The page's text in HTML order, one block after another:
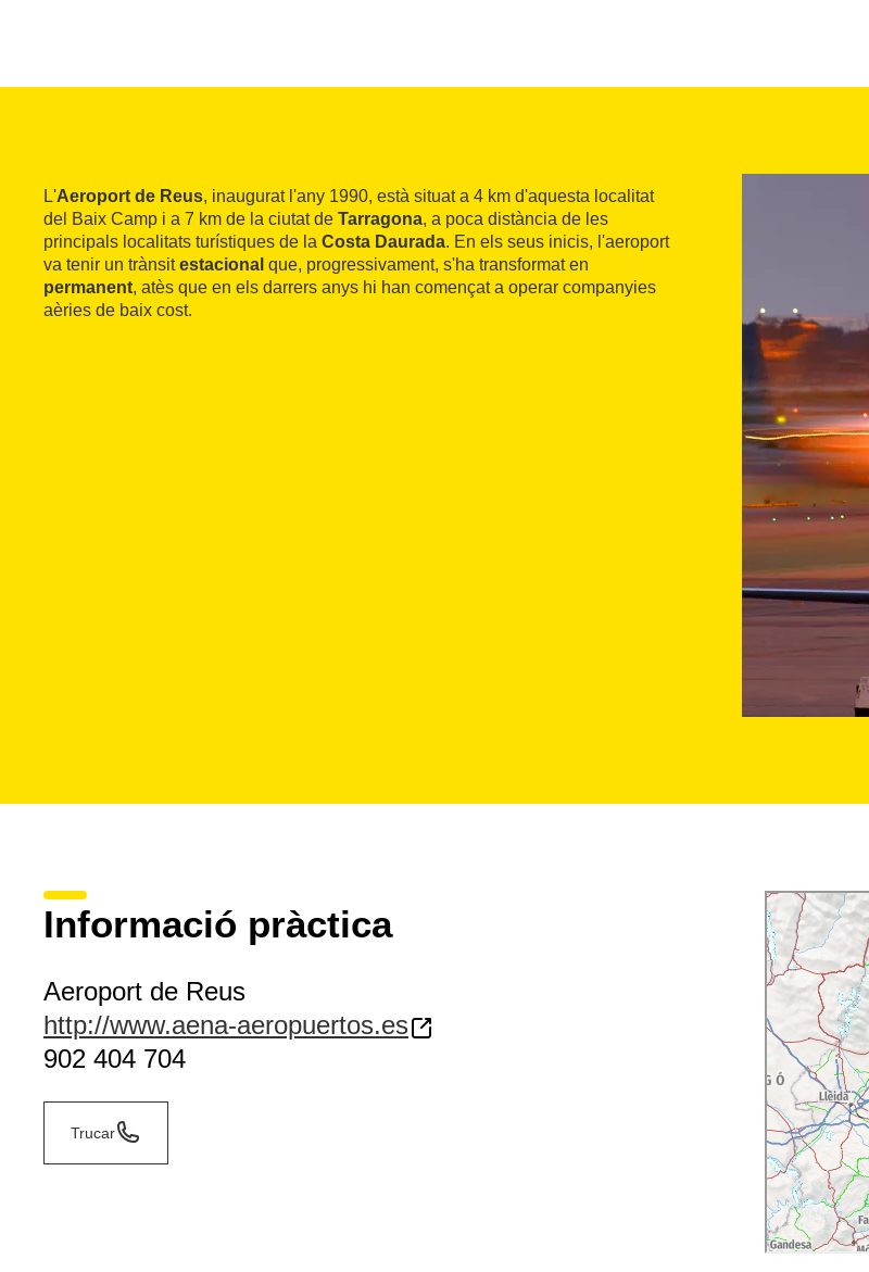
L'Aeroport de Reus, inaugurat l'any 1990, està situat a 4 km d'aquesta localitat
del Baix Camp i a 7 km de la ciutat de Tarragona, a poca distància de les
principals localitats turístiques de la Costa Daurada. En els seus inicis, l'aeroport
va tenir un trànsitestacional que, progressivament, s'ha transformat en
permanent, atès que en els darrers anys hi han començat a operar companyies
aèries de baix cost.
Informació pràctica
Aeroport de Reus
http://www.aena-aeropuertos.es
902 404 704
Trucar